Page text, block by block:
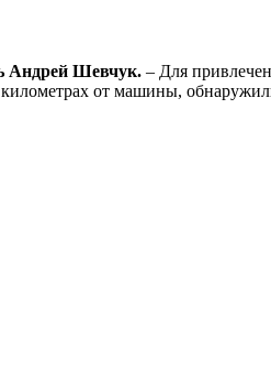
Андрей Шевчук. – Для
километрах от машины,